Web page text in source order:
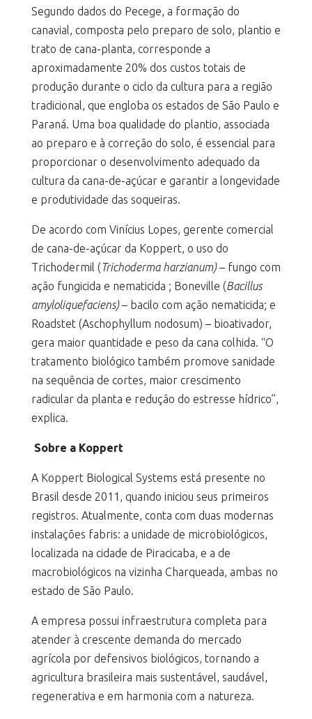
Segundo dados do Pecege, a formação do
canavial, composta pelo preparo de solo, plantio e
trato de cana-planta, corresponde a
aproximadamente 20% dos custos totais de
produção durante o ciclo da cultura para a região
tradicional, que engloba os estados de São Paulo e
Paraná. Uma boa qualidade do plantio, associada
ao preparo e à correção do solo, é essencial para
proporcionar o desenvolvimento adequado da
cultura da cana-de-açúcar e garantir a longevidade
e produtividade das soqueiras.
De acordo com Vinícius Lopes, gerente comercial
de cana-de-açúcar da Koppert, o uso do
Trichodermil (Trichoderma harzianum)– fungo com
ação fungicida e nematicida ; Boneville (Bacillus
amyloliquefaciens)– bacilo com ação nematicida; e
Roadstet (Aschophyllum nodosum) – bioativador,
gera maior quantidade e peso da cana colhida. “O
tratamento biológico também promove sanidade
na sequência de cortes, maior crescimento
radicular da planta e redução do estresse hídrico”,
explica.
Sobre a Koppert
A Koppert Biological Systems está presente no
Brasil desde 2011, quando iniciou seus primeiros
registros. Atualmente, conta com duas modernas
instalações fabris: a unidade de microbiológicos,
localizada na cidade de Piracicaba, e a de
macrobiológicos na vizinha Charqueada, ambas no
estado de São Paulo.
A empresa possui infraestrutura completa para
atender à crescente demanda do mercado
agrícola por defensivos biológicos, tornando a
agricultura brasileira mais sustentável, saudável,
regenerativa e em harmonia com a natureza.